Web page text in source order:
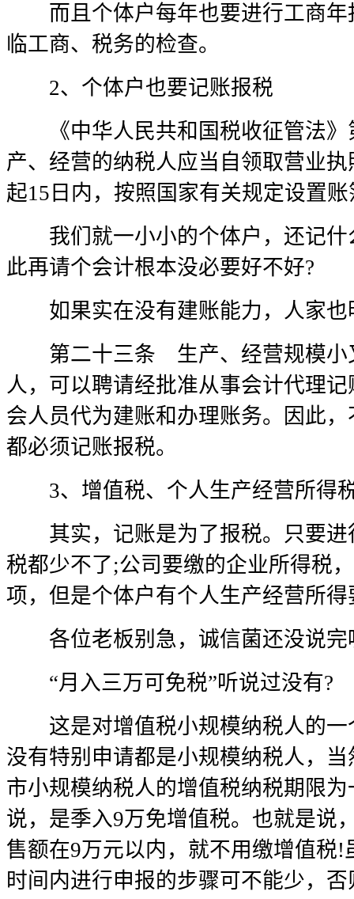
而且个体户每年也要进行工商年
临工商、税务的检查。
2、个体户也要记账报税
《中华人民共和国税收征管法》
产、经营的纳税人应当自领取营业
起15日内，按照国家有关规定设置账
我们就一小小的个体户，还记什
此再请个会计根本没必要好不好?
如果实在没有建账能力，人家也
第二十三条 生产、经营规模小
人，可以聘请经批准从事会计代理
会人员代为建账和办理账务。因此
都必须记账报税。
3、增值税、个人生产经营所得
其实，记账是为了报税。只要进
税都少不了;公司要缴的企业所得税
项，但是个体户有个人生产经营所得
各位老板别急，诚信菌还没说完
“月入三万可免税”听说过没有?
这是对增值税小规模纳税人的一
没有特别申请都是小规模纳税人，
市小规模纳税人的增值税纳税期限
说，是季入9万免增值税。也就是说
售额在9万元以内，就不用缴增值税
时间内进行申报的步骤可不能少，